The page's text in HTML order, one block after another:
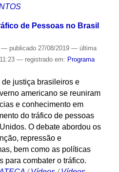
de Pessoas no Brasil
— publicado27/08/2019 — última
— registrado em: Programa
justiça brasileiros e
americano se reuniram
e conhecimento em
do tráfico de pessoas
O debate abordou os
repressão e
bem como as políticas
para combater o tráfico.